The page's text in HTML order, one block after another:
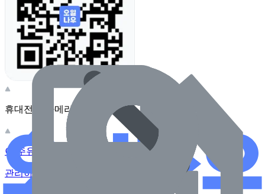
휴대전화 카메라로 찍어보세요
이 주유소의 사장님이신가요?
관리하기